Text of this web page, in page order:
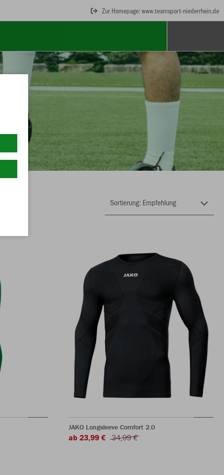
Zur Homepage: www.teamsport-niederrhein.de
JAKO Longsleeve Comfort 2.0
ab 23,99 € 34,99 €